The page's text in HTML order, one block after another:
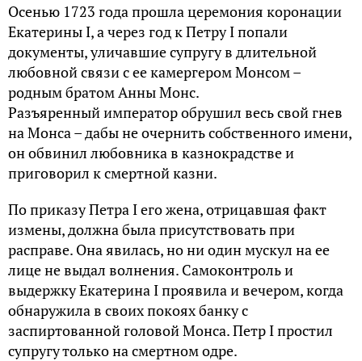
Осенью 1723 года прошла церемония коронации
Екатерины I, а через год к Петру I попали
документы, уличавшие супругу в длительной
любовной связи с ее камергером Монсом –
родным братом Анны Монс.
Разъяренный император обрушил весь свой гнев
на Монса – дабы не очернить собственного имени,
он обвинил любовника в казнокрадстве и
приговорил к смертной казни.
По приказу Петра I его жена, отрицавшая факт
измены, должна была присутствовать при
расправе. Она явилась, но ни один мускул на ее
лице не выдал волнения. Самоконтроль и
выдержку Екатерина I проявила и вечером, когда
обнаружила в своих покоях банку с
заспиртованной головой Монса. Петр I простил
супругу только на смертном одре.